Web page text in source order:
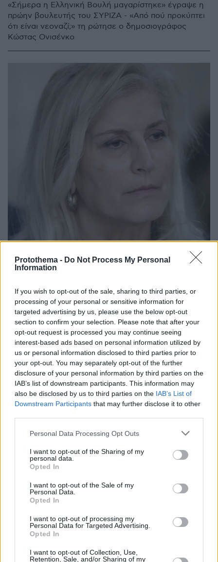
Protothema - Do Not Process My Personal
Information
If you wish to opt-out of the sale, sharing to third parties, or
processing of your personal or sensitive information for
targeted advertising by us, please use the below opt-out
section to confirm your selection. Please note that after your
opt-out request is processed you may continue seeing
interest-based ads based on personal information utilized by
us or personal information disclosed to third parties prior to
your opt-out. You may separately opt-out of the further
disclosure of your personal information by third parties on the
IAB’s list of downstream participants. This information may
also be disclosed by us to third parties on the IAB’s List of
Downstream Participants that may further disclose it to other
Please note that this website/app uses one or more Google
not limited to your visit or usage behaviour. You may click to
grant or deny consent to Google and its third-party tags to
use your data for below specified purposes in below Google
consent section.
Personal Data Processing Opt Outs
I want to opt-out of the Sharing of my
personal data.
Opted In
I want to opt-out of the Sale of my
Personal Data.
Opted In
I want to opt-out of processing my
Personal Data for Targeted Advertising.
Opted In
I want to opt-out of Collection, Use,
Retention, Sale, and/or Sharing of my
«Σήμερα η Ελληνική Βουλή μαγαρίστηκε» έγραψε η
πρώην βουλευτής του ΣΥΡΙΖΑ - «Από πού προκύπτει
ότι είναι νεοναζί;» τη ρώτησε ο δημοσιογράφος
Κώστας Ονισένκο
Μαίνεται ο πόλεμος Φουρθιώτη-Αυλωνίτου: «Η πρώην
βουλευτής συνελήφθη αλλά το αρνείται»
Το χρονικό της κόντρας ανάμεσα στον παρουσιαστή
και την πρώην βουλευτή
27.11.2020, 15:31 2